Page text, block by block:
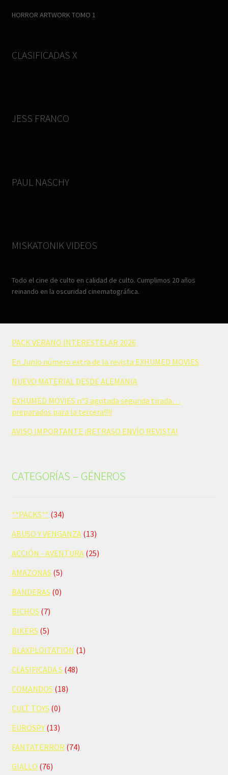
HORROR ARTWORK TOMO 1
CLASIFICADAS X
JESS FRANCO
PAUL NASCHY
MISKATONIK VIDEOS
Todo el cine de culto en calidad de culto. Cumplimos 20 años
reinando en la oscuridad cinematográfica.
PACK VERANO INTERESTELAR 2026
En Junio número extra de la revista EXHUMED MOVIES
NUEVO MATERIAL DESDE ALEMANIA
EXHUMED MOVIES nº3 agotada segunda tirada…
preparados para la tercera!!!!
AVISO IMPORTANTE ¡RETRASO ENVÍO REVISTA!
CATEGORÍAS – GÉNEROS
**PACKS** (34)
ABUSO Y VENGANZA (13)
ACCIÓN - AVENTURA (25)
AMAZONAS (5)
BANDERAS (0)
BICHOS (7)
BIKERS (5)
BLAXPLOITATION (1)
CLASIFICADA S (48)
COMANDOS (18)
CULT TOYS (0)
EUROSPY (13)
FANTATERROR (74)
GIALLO (76)